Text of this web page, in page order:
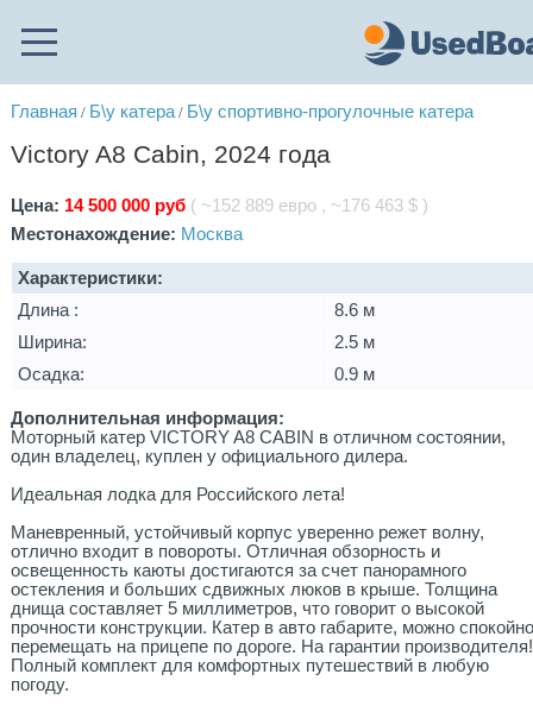
Главная / Б\у катера/ Б\у спортивно-прогулочные катера
Victory A8 Cabin, 2024 года
Цена: 14 500 000 руб ( ~152 889 евро , ~176 463 $ )
Местонахождение: Москва
Характеристики:
Длина :
8.6 м
Ширина:
2.5 м
Осадка:
0.9 м
Дополнительная информация:
Моторный катер VICTORY A8 CABIN в отличном состоянии,
один владелец, куплен у официального дилера.
Идеальная лодка для Российского лета!
Маневренный, устойчивый корпус уверенно режет волну,
отлично входит в повороты. Отличная обзорность и
освещенность каюты достигаются за счет панорамного
остекления и больших сдвижных люков в крыше. Толщина
днища составляет 5 миллиметров, что говорит о высокой
прочности конструкции. Катер в авто габарите, можно
перемещать на прицепе по дороге. На гарантии производителя!
Полный комплект для комфортных путешествий в любую
погоду.